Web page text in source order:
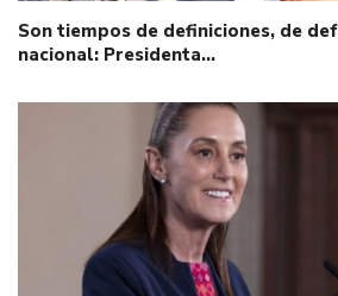
Son tiempos de definiciones, de
nacional: Presidenta…